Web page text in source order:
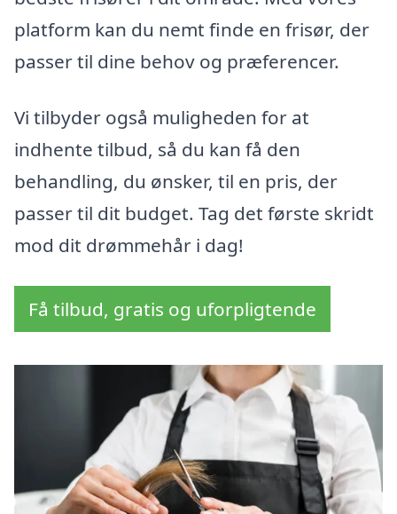
platform kan du nemt finde en frisør, der
passer til dine behov og præferencer.
Vi tilbyder også muligheden for at
indhente tilbud, så du kan få den
behandling, du ønsker, til en pris, der
passer til dit budget. Tag det første skridt
mod dit drømmehår i dag!
Få tilbud, gratis og uforpligtende